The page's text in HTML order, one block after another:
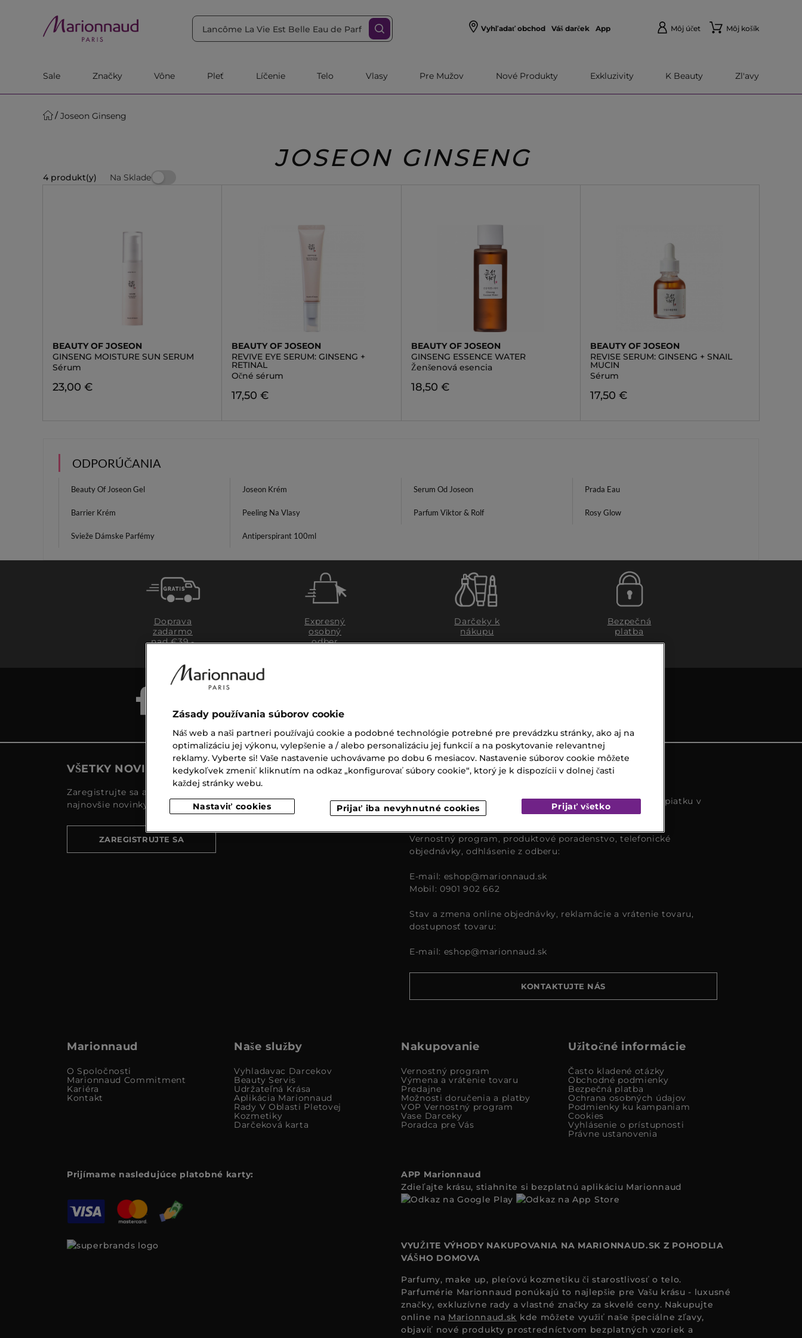
Vyhľadať obchod Váš darček App Môj účet Môj košík
Sale Značky Vône Pleť Líčenie Telo Vlasy Pre Mužov Nové Produkty Exkluzivity K Beauty Zl'avy
Joseon Ginseng
JOSEON GINSENG
4 produkt(y) Na Sklade
BEAUTY OF JOSEON
GINSENG MOISTURE SUN SERUM
Sérum
23,00 €
BEAUTY OF JOSEON
REVIVE EYE SERUM: GINSENG +
RETINAL
Očné sérum
17,50 €
BEAUTY OF JOSEON
GINSENG ESSENCE WATER
Ženšenová esencia
18,50 €
BEAUTY OF JOSEON
REVISE SERUM: GINSENG + SNAIL
MUCIN
Sérum
17,50 €
ODPORÚČANIA
Beauty Of Joseon Gel Joseon Krém Serum Od Joseon Prada Eau
Barrier Krém Peeling Na Vlasy Parfum Viktor & Rolf Rosy Glow
Svieže Dámske Parfémy Antiperspirant 100ml
Doprava
zadarmo
nad €39,-
Expresný
osobný
odber
Darčeky k
nákupu
Bezpečná
platba
VŠETKY NOVINKY MARIONNAUD
Zaregistrujte sa a objavte naše
najnovšie novinky a akcie
ZAREGISTRUJTE SA
ZÁKAZNÍCKY SERVIS
Zákaznícky servis je pre vás k dispozícií od pondelka do piatku v
čase od 9:00 – 16:00.
Vernostný program, produktové poradenstvo, telefonické
objednávky, odhlásenie z odberu:
E-mail: eshop@marionnaud.sk
Mobil: 0901 902 662
Stav a zmena online objednávky, reklamácie a vrátenie tovaru,
dostupnosť tovaru:
E-mail: eshop@marionnaud.sk
KONTAKTUJTE NÁS
Marionnaud
O Spoločnosti
Marionnaud Commitment
Kariéra
Kontakt
Naše služby
Vyhladavac Darcekov
Beauty Servis
Udržateľná Krása
Aplikácia Marionnaud
Rady V Oblasti Pletovej
Kozmetiky
Darčeková karta
Nakupovanie
Vernostný program
Výmena a vrátenie tovaru
Predajne
Možnosti doručenia a platby
VOP Vernostný program
Vase Darceky
Poradca pre Vás
Užitočné informácie
Často kladené otázky
Obchodné podmienky
Bezpečná platba
Ochrana osobných údajov
Podmienky ku kampaniam
Cookies
Vyhlásenie o prístupnosti
Právne ustanovenia
Prijímame nasledujúce platobné karty:
APP Marionnaud
Zdieľajte krásu, stiahnite si bezplatnú aplikáciu Marionnaud
VYUŽITE VÝHODY NAKUPOVANIA NA MARIONNAUD.SK Z POHODLIA
VÁŠHO DOMOVA
Parfumy, make up, pleťovú kozmetiku či starostlivosť o telo.
Parfumérie Marionnaud ponúkajú to najlepšie pre Vašu krásu - luxusné
značky, exkluzívne rady a vlastné značky za skvelé ceny. Nakupujte
online na Marionnaud.sk kde môžete využiť naše špeciálne zľavy,
objaviť nové produkty prostredníctvom bezplatných vzoriek a
Zásady používania súborov cookie
Náš web a naši partneri používajú cookie a podobné technológie potrebné pre prevádzku stránky, ako aj na
optimalizáciu jej výkonu, vylepšenie a / alebo personalizáciu jej funkcií a na poskytovanie relevantnej
reklamy. Vyberte si! Vaše nastavenie uchovávame po dobu 6 mesiacov. Nastavenie súborov cookie môžete
kedykoľvek zmeniť kliknutím na odkaz „konfigurovať súbory cookie“, ktorý je k dispozícii v dolnej časti
každej stránky webu.
Nastaviť cookies Prijať iba nevyhnutné cookies Prijať všetko